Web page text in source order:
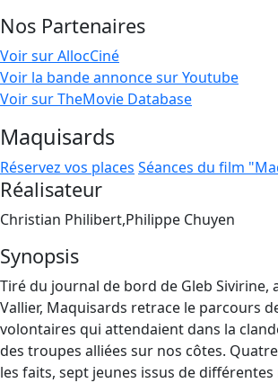
Nos Partenaires
Voir sur AllocCiné
Voir la bande annonce sur Youtube
Voir sur TheMovie Database
Maquisards
Réservez vos places Séances du film
Réalisateur
Christian Philibert,Philippe Chuyen
Synopsis
Tiré du journal de bord de Gleb Sivirine,
Vallier, Maquisards retrace le parcours
volontaires qui attendaient dans la
des troupes alliées sur nos côtes.
les faits, sept jeunes issus de